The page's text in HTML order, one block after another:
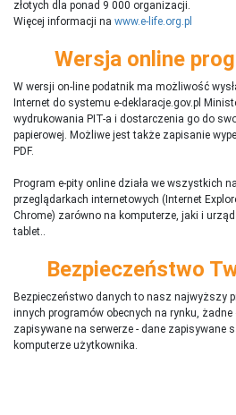
złotych dla ponad 9 000 organizacji.
Więcej informacji na www.e-life.org.pl
Wersja online
W wersji on-line podatnik ma możliwość
Internet do systemu e-deklaracje.gov.pl
wydrukowania PIT-a i dostarczenia go do
papierowej. Możliwe jest także zapisanie
PDF.
Program e-pity online działa we wszystkich
przeglądarkach internetowych (Internet
Chrome) zarówno na komputerze, jaki i
tablet..
Bezpieczeństwo
Bezpieczeństwo danych to nasz najwyższy
innych programów obecnych na rynku, żadne
zapisywane na serwerze - dane zapisywane
komputerze użytkownika.